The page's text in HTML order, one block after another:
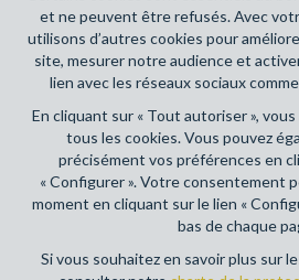
et ne peuvent être refusés. Avec
utilisons d’autres cookies pour
site, mesurer notre audience et
lien avec les réseaux sociaux
En cliquant sur « Tout autoriser »,
tous les cookies. Vous pouvez
précisément vos préférences en
« Configurer ». Votre consentement
moment en cliquant sur le lien «
bas de chaque
Si vous souhaitez en savoir plus sur
RC professionnelle et
Place du Trône 1, 1000 Bruxelles
Couverture valable pour les
Conditions générales d'utilisation du site
Charte de la protection de la vie privée
Configuration des cookies